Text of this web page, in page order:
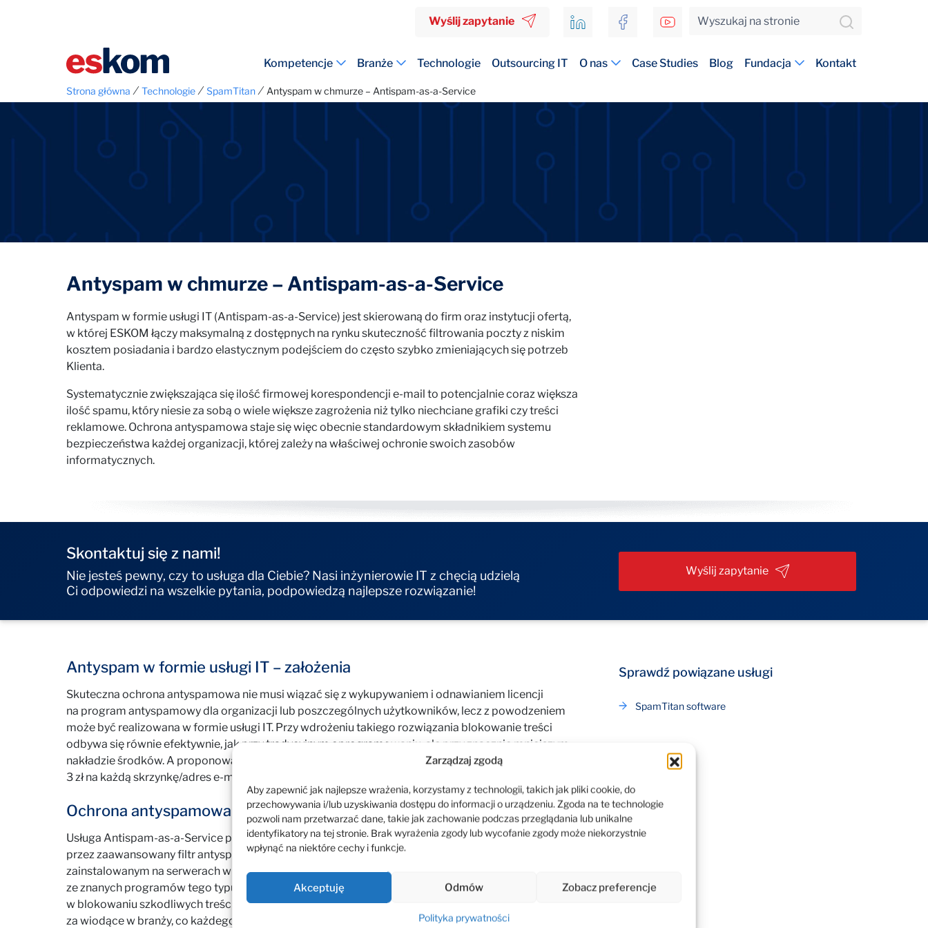
Zarządzaj zgodą
Aby zapewnić jak najlepsze wrażenia, korzystamy z technologii, takich jak pliki cookie, do
przechowywania i/lub uzyskiwania dostępu do informacji o urządzeniu. Zgoda na te technologie
pozwoli nam przetwarzać dane, takie jak zachowanie podczas przeglądania lub unikalne
identyfikatory na tej stronie. Brak wyrażenia zgody lub wycofanie zgody może niekorzystnie
wpłynąć na niektóre cechy i funkcje.
Akceptuję Odmów Zobacz preferencje
Polityka prywatności
Wyślij zapytanie
Kompetencje Branże Technologie Outsourcing IT O nas Case Studies Blog Fundacja Kontakt
Strona główna ⁄Technologie⁄SpamTitan⁄ Antyspam w chmurze – Antispam-as-a-Service
Antyspam w chmurze – Antispam-as-a-Service
Antyspam w formie usługi IT (Antispam-as-a-Service) jest skierowaną do firm oraz instytucji ofertą,
w której ESKOM łączy maksymalną z dostępnych na rynku skuteczność filtrowania poczty z niskim
kosztem posiadania i bardzo elastycznym podejściem do często szybko zmieniających się potrzeb
Klienta.
Systematycznie zwiększająca się ilość firmowej korespondencji e-mail to potencjalnie coraz większa
ilość spamu, który niesie za sobą o wiele większe zagrożenia niż tylko niechciane grafiki czy treści
reklamowe. Ochrona antyspamowa staje się więc obecnie standardowym składnikiem systemu
bezpieczeństwa każdej organizacji, której zależy na właściwej ochronie swoich zasobów
informatycznych.
Skontaktuj się z nami!
Nie jesteś pewny, czy to usługa dla Ciebie? Nasi inżynierowie IT z chęcią udzielą
Ci odpowiedzi na wszelkie pytania, podpowiedzą najlepsze rozwiązanie!
Wyślij zapytanie
Antyspam w formie usługi IT – założenia
Skuteczna ochrona antyspamowa nie musi wiązać się z wykupywaniem i odnawianiem licencji
na program antyspamowy dla organizacji lub poszczególnych użytkowników, lecz z powodzeniem
może być realizowana w formie usługi IT. Przy wdrożeniu takiego rozwiązania blokowanie treści
odbywa się równie efektywnie, jak przy tradycyjnym oprogramowaniu, ale przy znacznie mniejszym
nakładzie środków. A proponowany sposób wyceny (przy obecnej liczbie skrzynek pocztowych, około
3 zł na każdą skrzynkę/adres e-mail) pozwala na dużą elastyczność w działaniu.
Ochrona antyspamowa i antyphishingowa przez całą dobę
Usługa Antispam-as-a-Service polega na tym, że poczta przychodząca do Klienta jest filtrowana
przez zaawansowany filtr antyspamowy opierający się na oprogramowaniu firmy SpamTitan,
zainstalowanym na serwerach w ESKOM. Oprogramowanie to jest uznawane za najbardziej skuteczne
ze znanych programów tego typu. Gwarantuje ono najwyższą z dostępnych na rynku skuteczność
w blokowaniu szkodliwych treści, a filtry zaimplementowane w rozwiązaniu SpamTitan uchodzą
za wiodące w branży, co każdego roku potwierdzają niezależne, branżowe testy.
Sprawdź powiązane usługi
SpamTitan software